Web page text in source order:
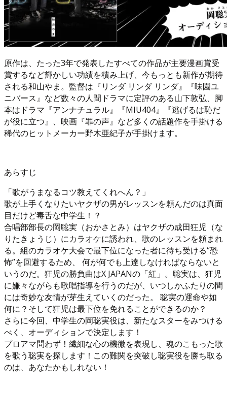
原作は、たった3年で発表したすべての作品が主要漫画賞受
賞するなど輝かしい功績を積み上げ、今もっとも新作が期待
される和山やま。監督は『リンダ リンダ リンダ』『味園ユ
ニバース』など数々の人間ドラマに定評のある山下敦弘、脚
本はドラマ『アンナチュラル』『MIU404』『逃げるは恥だ
が役に立つ』、映画『罪の声』など多くの話題作を手掛ける
稀代のヒットメーカー野木亜紀子が手掛けます。
あらすじ
「歌がうまなるコツ教えてくれへん？」
歌が上手くなりたいヤクザの男がレッスンを頼んだのは真面
目だけど毒舌な中学生！？
合唱部部長の岡聡実（おかさとみ）はヤクザの成田狂児（な
りたきょうじ）にカラオケに誘われ、歌のレッスンを頼まれ
る。組のカラオケ大会で最下位になった者に待ち受ける“恐
怖”を回避するため、 何が何でも上達しなければならないと
いうのだ。狂児の勝負曲はX JAPANの「紅」。聡実は、狂児
に嫌々ながらも歌唱指導を行うのだが、いつしかふたりの間
には奇妙な友情が芽生えていくのだった。 聡実の運命や如
何に？そして狂児は最下位を免れることができるのか？
さらに今回、中学生の岡聡実役は、新たなスターをみつける
べく、オーディションで決定します！
プロアマ問わず！繊細な心の機微を表現し、魂のこもった歌
を歌う聡実を探します！この難関を突破し聡実役を勝ち取る
のは、あなたかもしれない！